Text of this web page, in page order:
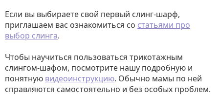
Если вы выбираете свой первый слинг-шарф,
приглашаем вас ознакомиться со статьями про
выбор слинга.
Чтобы научиться пользоваться трикотажным
слингом-шафом, посмотрите нашу подробную и
понятную видеоинструкцию. Обычно мамы по ней
справляются самостоятельно и без особых проблем.